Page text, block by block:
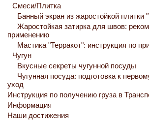
Смеси/Плитка
Банный экран из жаростойкой плитки
Жаростойкая затирка для швов:
применению
Мастика "Терракот": инструкция по
Чугун
Вкусные секреты чугунной посуды
Чугунная посуда: подготовка к
уход
Инструкция по получению груза в
Информация
Наши достижения